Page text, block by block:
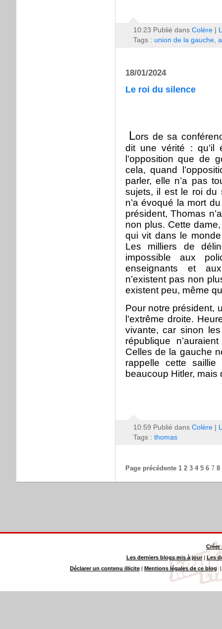
10:23 Publié dans Colère|
Tags : union de la gauche,
18/01/2024
Le roi du silence
Lors de sa
dit une vérité : qu’il
l’opposition que de
cela, quand
parler, elle n’a pas
sujets, il est le roi du
n’a évoqué la mort
président, Thomas
non plus. Cette
qui vit dans le
Les milliers de
impossible aux
enseignants et
n’existent pas non
existent peu, même
Pour notre président,
l’extrême droite.
vivante, car sinon
république
Celles de la gauche
rappelle cette saillie
beaucoup Hitler, mais
10:59 Publié dans Colère|
Tags : thomas
Page précédente 1 2 3 4 5 6 7 8
Créer
Les derniers blogs mis à jour| Les
Déclarer un contenu illicite | Mentions légales de ce blog